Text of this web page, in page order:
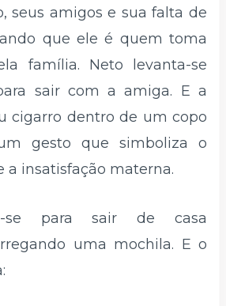
seus amigos e sua falta de
que ele é quem toma
família. Neto levanta-se
sair com a amiga. E a
cigarro dentro de um copo
gesto que simboliza o
a insatisfação materna.
se para sair de casa
uma mochila. E o